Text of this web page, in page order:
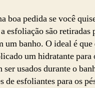
boa pedida se você
esfoliação são retiradas
um banho. O ideal é
um hidratante para
ser usados durante o
de esfoliantes para os